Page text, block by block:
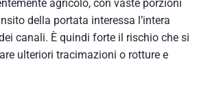
agricolo, con vaste porzioni
della portata interessa l’intera
canali. È quindi forte il rischio che si
ulteriori tracimazioni o rotture e